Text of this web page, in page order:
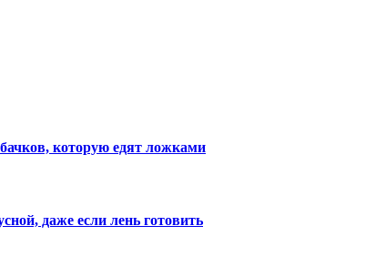
которую едят ложками
даже если лень готовить